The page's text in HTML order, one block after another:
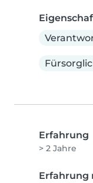
Erfahrung
> 2 Jahre
Erfahrung